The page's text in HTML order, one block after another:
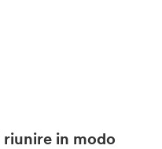
riunire in modo